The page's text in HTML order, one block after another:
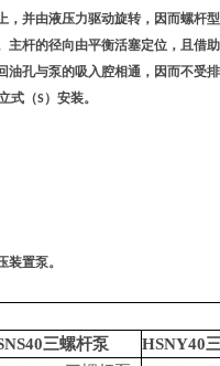
并由液压力驱动旋转，因而螺杆
杆的径向由平衡活塞定位，且借
孔与泵的吸入腔相通，因而不受
式（S）安装。
置泵。
三螺杆泵 HSNY40